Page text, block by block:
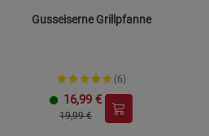
Gusseiserne Grillpfanne
(6)
16,99 €
19,99 €